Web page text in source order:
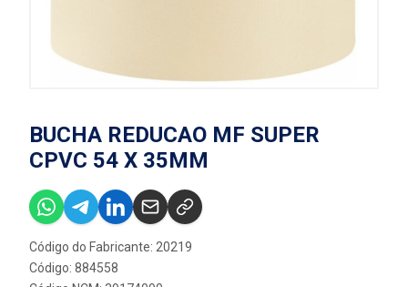
BUCHA REDUCAO MF SUPER
CPVC 54 X 35MM
Código do Fabricante: 20219
Código: 884558